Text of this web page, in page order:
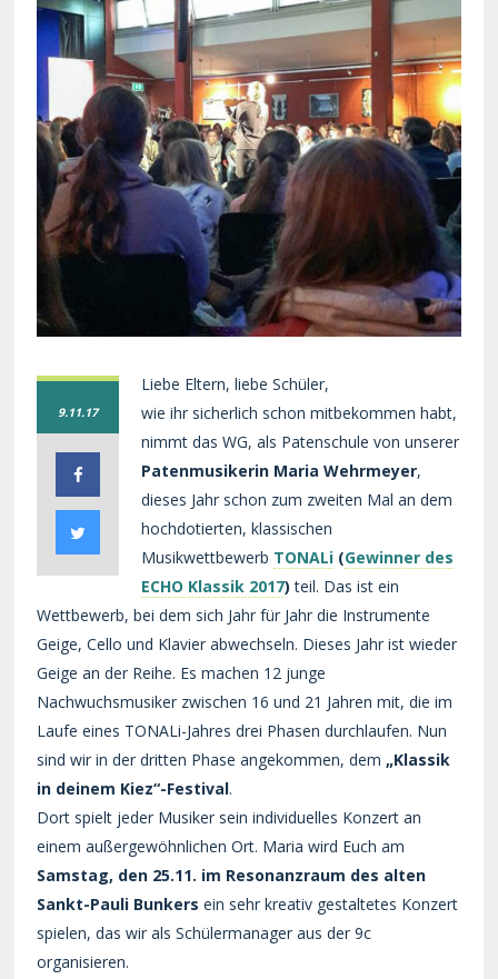
9.11.17
Liebe Eltern, liebe Schüler,
wie ihr sicherlich schon mitbekommen habt,
nimmt das WG, als Patenschule von unserer
Patenmusikerin Maria Wehrmeyer,
dieses Jahr schon zum zweiten Mal an dem
hochdotierten, klassischen
Musikwettbewerb TONALi (Gewinner des
ECHO Klassik 2017) teil. Das ist ein
Wettbewerb, bei dem sich Jahr für Jahr die Instrumente
Geige, Cello und Klavier abwechseln. Dieses Jahr ist wieder
Geige an der Reihe. Es machen 12 junge
Nachwuchsmusiker zwischen 16 und 21 Jahren mit, die im
Laufe eines TONALi-Jahres drei Phasen durchlaufen. Nun
sind wir in der dritten Phase angekommen, dem„Klassik
in deinem Kiez“-Festival.
Dort spielt jeder Musiker sein individuelles Konzert an
einem außergewöhnlichen Ort. Maria wird Euch am
Samstag, den 25.11. im Resonanzraum des alten
Sankt-Pauli Bunkers ein sehr kreativ gestaltetes Konzert
spielen, das wir als Schülermanager aus der 9c
organisieren.